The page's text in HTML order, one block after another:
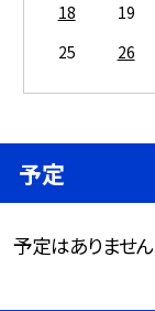
18
19
25
26
予定
予定はありません